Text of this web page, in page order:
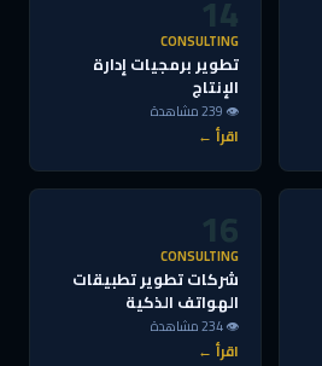
14
CONSULTING
تطوير برمجيات إدارة
الإنتاج
👁 239 مشاهدة
اقرأ ←
16
CONSULTING
شركات تطوير تطبيقات
الهواتف الذكية
👁 234 مشاهدة
اقرأ ←